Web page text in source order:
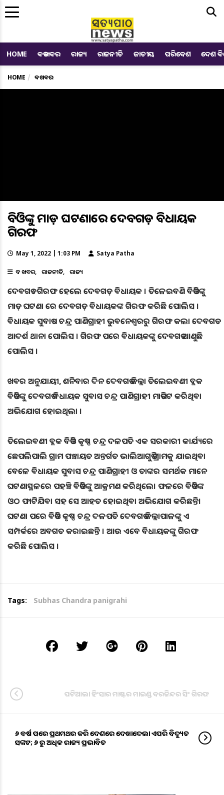
HOME ବଡ ଖବର ରାଜ୍ୟ ରାଜନୀତି ଜାତୀୟ ପରିବେଶ ଦେଶ
HOME ବଡ ଖବର
ବିଡିଓଙ୍କୁ ମାଡ଼ ଘଟଣାରେ ଦେବଗଡ଼ ବିଧାୟକ
ଗିରଫ
May 1, 2022 | 1:03 PM Satya Patha
ବଡ ଖବର ରାଜନୀତି ରାଜ୍ୟ
ଦେବଗଡ : ଗିରଫ ହେଲେ ଦେବଗଡ଼ ବିଧାୟକ । ତିଳେଇବଣି ବିଡିଓଙ୍କୁ
ମାଡ଼ ଘଟଣା ରେ ଦେବଗଡ଼ ବିଧାୟକଙ୍କ ଗିରଫ କରିଛି ପୋଲିସ ।
ବିଧାୟକ ସୁବାଷ ଚନ୍ଦ୍ର ପାଣିଗ୍ରାହୀ ଭୁବନେଶ୍ବରରୁ ଗିରଫ କଲା ଦେବଗଡ
ଆଦର୍ଶ ଥାନା ପୋଲିସ । ଗିରଫ ପରେ ବିଧାୟକଙ୍କୁ ଦେବଗଡ ଆଣୁଛି
ପୋଲିସ ।
ଖବର ଅନୁଯାୟୀ, ଶନିବାର ଦିନ ଦେବଗଡ ଜିଲ୍ଲା ତିଲେଇବଣୀ ବ୍ଲକ
ବିଡିଓଙ୍କୁ ଦେବଗଡ ବିଧାୟକ ସୁବାସ ଚନ୍ଦ୍ର ପାଣିଗ୍ରାହୀ ମାଡପିଟ କରିଥିବା
ଅଭିଯୋଗ ହୋଇଥିଲା ।
ତିଲେଇବଣୀ ବ୍ଲକ ବିଡିଓ କୃଷ୍ଣ ଚନ୍ଦ୍ର ଦଳପତି ଏକ ସରକାରୀ କାର୍ଯ୍ୟରେ
ଛେପଲିପାଲି ଗ୍ରାମ ପଞ୍ଚାୟତ ଅନ୍ତର୍ଗତ ଭାଲିଆଗୁଡି ଗ୍ରାମକୁ ଯାଇଥିବା
ବେଳେ ବିଧାୟକ ସୁବାସ ଚନ୍ଦ୍ର ପାଣିଗ୍ରାହୀ ଓ ତାଙ୍କର ସମର୍ଥକ ମାନେ
ଘଟଣାସ୍ଥଳରେ ପହଞ୍ଚି ବିଡିଓଙ୍କୁ ଆକ୍ରମଣ କରିଥିଲେ। ଫଳରେ ବିଡିଓଙ୍କ
ଓଠ ଫାଟିଯିବା ସହ ସେ ଆହତ ହୋଇଥିବା ଅଭିଯୋଗ କରିଛନ୍ତି।
ଘଟଣା ପରେ ବିଡିଓ କୃଷ୍ଣ ଚନ୍ଦ୍ର ଦଳପତି ଦେବଗଡ ଜିଲ୍ଲାପାଳଙ୍କୁ ଏ
ସମ୍ପର୍କରେ ଅବଗତ କରାଇଛନ୍ତି । ଆଉ ଏବେ ବିଧାୟକଙ୍କୁ ଗିରଫ
କରିଛି ପୋଲିସ ।
Tags: Subhas Chandra panigrahi
ପଟିଆଲା ହିଂସାର ମାଷ୍ଟର ମାଇଣ୍ଡ ବରଜିନ୍ଦର ସିଂ ଗିରଫ
୬ ବର୍ଷ ପରେ ପ୍ରଥମଥର କରି ଦେଶରେ ଦେଖାଦେଲା ଏପରି ବିଦ୍ୟୁତ
ସଙ୍କଟ; ୬ ରୁ ଅଧିକ ରାଜ୍ୟ ପ୍ରଭାବିତ